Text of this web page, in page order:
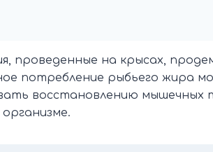
проведенные на крысах,
потребление рыбьего жира
восстановлению мышечных